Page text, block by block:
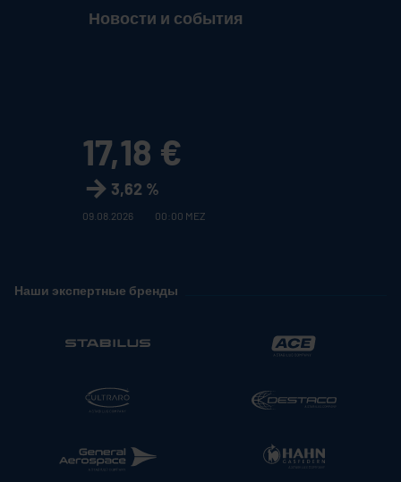
Новости и события
17,18 €
3,62 %
09.08.2026 00:00 MEZ
Наши экспертные бренды